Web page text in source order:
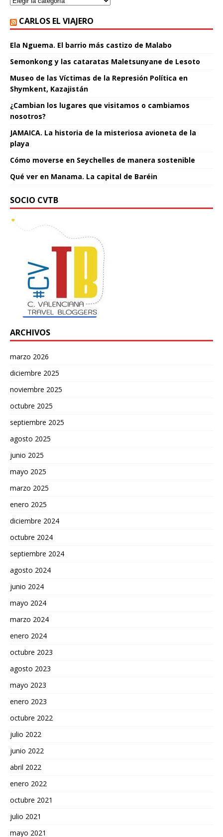
CARLOS EL VIAJERO
Ela Nguema. El barrio más castizo de Malabo
Semonkong y las cataratas Maletsunyane de Lesoto
Museo de las Víctimas de la Represión Política en
Shymkent, Kazajistán
¿Cambian los lugares que visitamos o cambiamos
nosotros?
JAMAICA. La historia de la misteriosa avioneta de la
playa
Cómo moverse en Seychelles de manera sostenible
Qué ver en Manama. La capital de Baréin
SOCIO CVTB
ARCHIVOS
marzo 2026
diciembre 2025
noviembre 2025
octubre 2025
septiembre 2025
agosto 2025
junio 2025
mayo 2025
marzo 2025
enero 2025
diciembre 2024
octubre 2024
septiembre 2024
agosto 2024
junio 2024
mayo 2024
marzo 2024
enero 2024
octubre 2023
agosto 2023
mayo 2023
enero 2023
octubre 2022
julio 2022
junio 2022
abril 2022
enero 2022
octubre 2021
julio 2021
mayo 2021